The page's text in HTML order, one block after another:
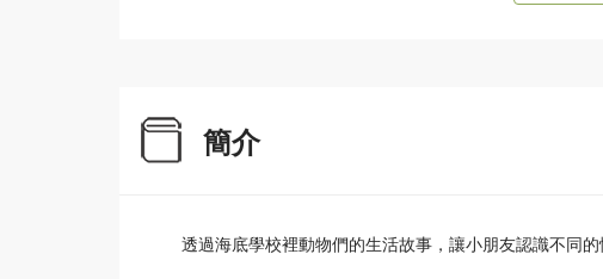
簡介
透過海底學校裡動物們的生活故事，讓小朋友認識不同